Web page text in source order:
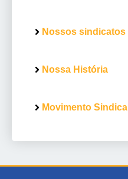
Nossos sindicatos
Nossa História
Movimento Sindical